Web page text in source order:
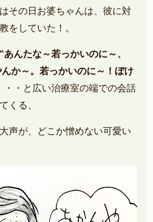
その日お婆ちゃんは、彼に対
をしていた！。
“あんたな～若っかいのに～、
か～。若っかいのに～！ぼけ
・・と広い治療室の端での会話
くる、
声が、どこか憎めない可愛い